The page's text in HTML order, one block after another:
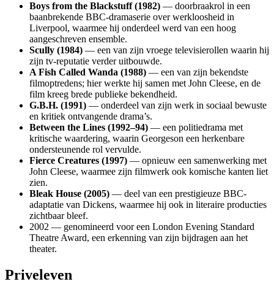
Boys from the Blackstuff (1982) — doorbraakrol in een
baanbrekende BBC-dramaserie over werkloosheid in
Liverpool, waarmee hij onderdeel werd van een hoog
aangeschreven ensemble.
Scully (1984) — een van zijn vroege televisierollen waarin hij
zijn tv-reputatie verder uitbouwde.
A Fish Called Wanda (1988) — een van zijn bekendste
filmoptredens; hier werkte hij samen met John Cleese, en de
film kreeg brede publieke bekendheid.
G.B.H. (1991) — onderdeel van zijn werk in sociaal bewuste
en kritiek ontvangende drama’s.
Between the Lines (1992–94) — een politiedrama met
kritische waardering, waarin Georgeson een herkenbare
ondersteunende rol vervulde.
Fierce Creatures (1997) — opnieuw een samenwerking met
John Cleese, waarmee zijn filmwerk ook komische kanten liet
zien.
Bleak House (2005) — deel van een prestigieuze BBC-
adaptatie van Dickens, waarmee hij ook in literaire producties
zichtbaar bleef.
2002 — genomineerd voor een London Evening Standard
Theatre Award, een erkenning van zijn bijdragen aan het
theater.
Priveleven